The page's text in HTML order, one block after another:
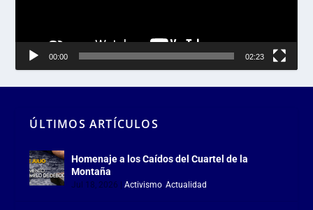
00:00 02:23
ÚLTIMOS ARTÍCULOS
Homenaje a los Caídos del Cuartel de la
Montaña
Jul 18, 2026 |Activismo ,Actualidad